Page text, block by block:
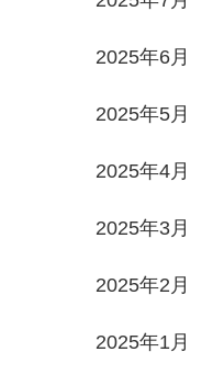
2025年6月
2025年5月
2025年4月
2025年3月
2025年2月
2025年1月